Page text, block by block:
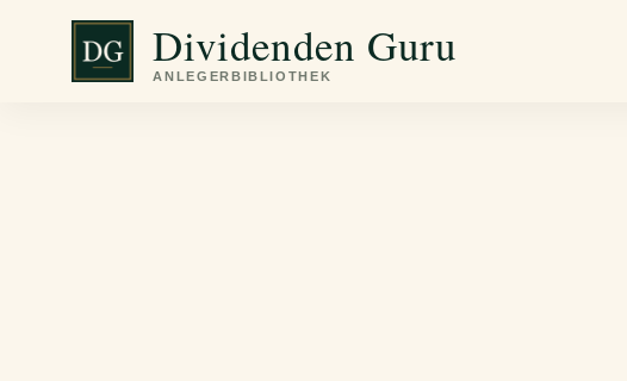
springen
Dividenden Guru